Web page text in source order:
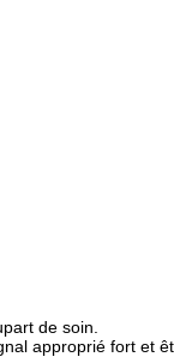
de soin.
approprié fort et